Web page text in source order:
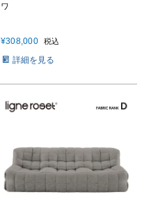
ワ
¥308,000 税込
詳細を見る